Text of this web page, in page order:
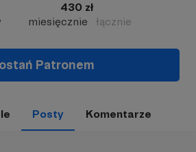
430 zł
miesięcznie
łącznie
Patronem
Posty Komentarze